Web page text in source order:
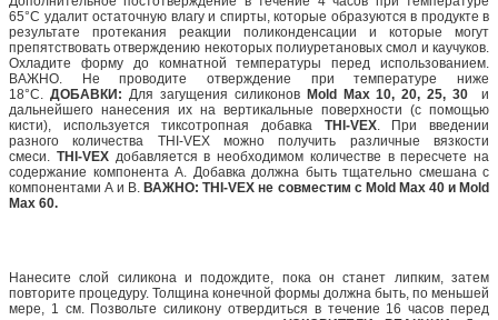
65°C удалит остаточную влагу и спирты, которые образуются в продукте в
результате протекания реакции поликонденсации и которые могут
препятствовать отверждению некоторых полиуретановых смол и каучуков.
Охладите форму до комнатной температуры перед использованием.
ВАЖНО. Не проводите отверждение при температуре ниже
18°C. ДОБАВКИ: Для загущения силиконов Mold Max 10, 20, 25, 30 и
дальнейшего нанесения их на вертикальные поверхности (с помощью
кисти), используется тиксотропная добавка THI-VEX. При введении
разного количества THI-VEX можно получить различные вязкости
смеси. THI-VEXдобавляется в необходимом количестве в пересчете на
содержание компонента А. Добавка должна быть тщательно смешана с
компонентами А и В. ВАЖНО: THI-VEX не совместим с Mold Max 40 и Mold
Max 60.
Нанесите слой силикона и подождите, пока он станет липким, затем
повторите процедуру. Толщина конечной формы должна быть, по меньшей
мере, 1 см. Позвольте силикону отвердиться в течение 16 часов перед